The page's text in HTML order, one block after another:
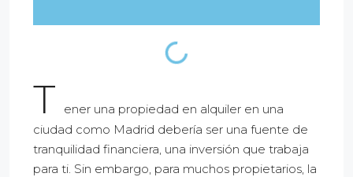
T
ener una propiedad en alquiler en una
ciudad como Madrid debería ser una fuente de
tranquilidad financiera, una inversión que trabaja
para ti. Sin embargo, para muchos propietarios, la